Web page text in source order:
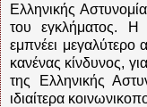
Ελληνικής
του εγκλήματος. Η
εμπνέει μεγαλύτερο
κανένας κίνδυνος,
της Ελληνικής
ιδιαίτερα